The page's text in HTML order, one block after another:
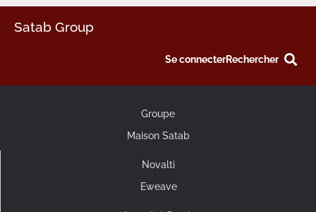
Satab Group
Se connecterRechercher
Groupe
Maison Satab
Novalti
Eweave